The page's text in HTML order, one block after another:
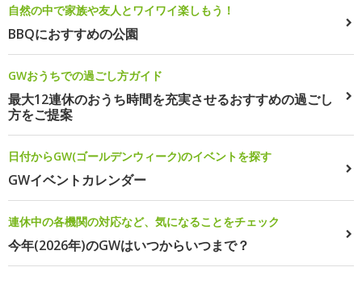
自然の中で家族や友人とワイワイ楽しもう！
BBQにおすすめの公園
GWおうちでの過ごし方ガイド
最大12連休のおうち時間を充実させるおすすめの過ごし
方をご提案
日付からGW(ゴールデンウィーク)のイベントを探す
GWイベントカレンダー
連休中の各機関の対応など、気になることをチェック
今年(2026年)のGWはいつからいつまで？